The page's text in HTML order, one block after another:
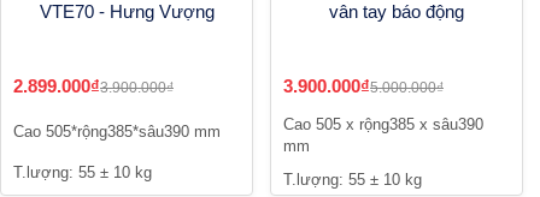
VTE70 - Hưng Vượng
2.899.000₫3.900.000₫
Cao 505*rộng385*sâu390 mm
T.lượng: 55 ± 10 kg
vân tay báo động
3.900.000₫5.000.000₫
Cao 505 x rộng385 x sâu390
mm
T.lượng: 55 ± 10 kg